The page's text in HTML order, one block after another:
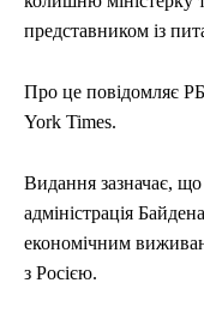
представником із
Про це повідомляє
York Times.
Видання зазначає,
адміністрація
економічним
з Росією.